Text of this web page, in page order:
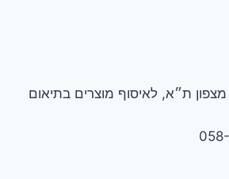
מצפון ת״א, לאיסוף מוצרים בתיאום